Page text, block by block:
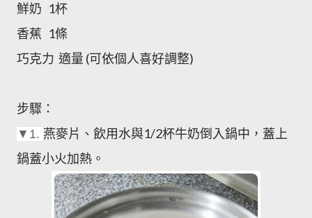
鮮奶 1杯
香蕉 1條
巧克力 適量 (可依個人喜好調整)
步驟：
▼1. 燕麥片、飲用水與1/2杯牛奶倒入鍋中，蓋上
鍋蓋小火加熱。